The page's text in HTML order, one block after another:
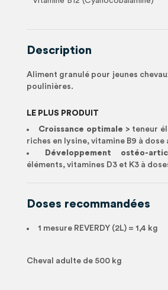
Description
Aliment granulé pour jeunes
poulinières.
LE PLUS PRODUIT
Croissance optimale > teneur
riches en lysine, vitamine B9 à dose
Développement ostéo-
éléments, vitamines D3 et K3 à
Doses recommandées
1 mesure REVERDY (2L) = 1,4 kg
Cheval adulte de 500 kg